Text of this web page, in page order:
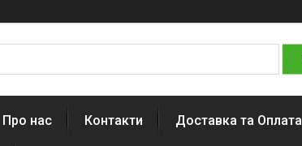
Про нас Контакти Доставка та Оплата